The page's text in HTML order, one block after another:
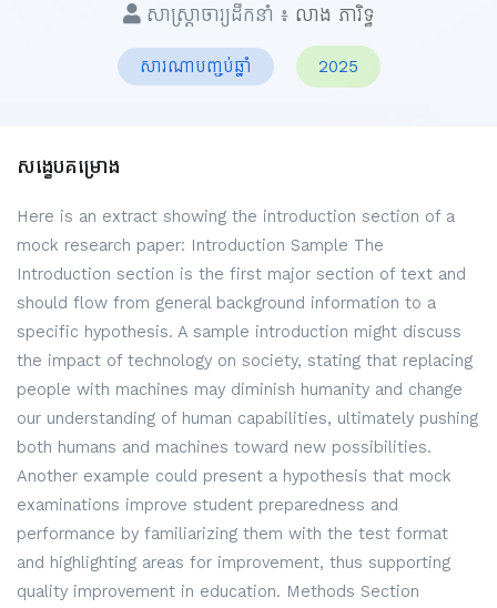
សាស្ត្រាចារ្យដឹកនាំ ៖ លាង ភារិទ្ធ
សារណាបញ្ចប់ឆ្នាំ 2025
សង្ខេបគម្រោង
Here is an extract showing the introduction section of a
mock research paper: Introduction Sample The
Introduction section is the first major section of text and
should flow from general background information to a
specific hypothesis. A sample introduction might discuss
the impact of technology on society, stating that replacing
people with machines may diminish humanity and change
our understanding of human capabilities, ultimately pushing
both humans and machines toward new possibilities.
Another example could present a hypothesis that mock
examinations improve student preparedness and
performance by familiarizing them with the test format
and highlighting areas for improvement, thus supporting
quality improvement in education. Methods Section